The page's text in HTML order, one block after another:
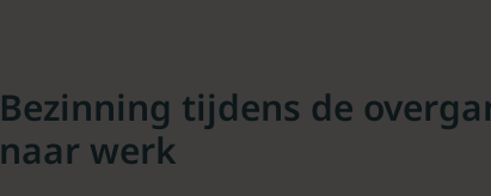
Bezinning tijdens de
naar werk